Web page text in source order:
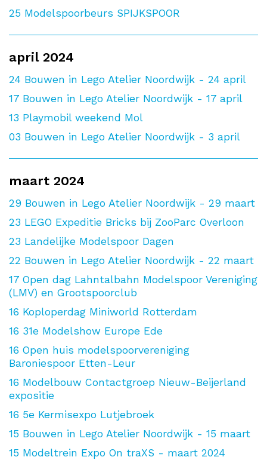
25 Modelspoorbeurs SPIJKSPOOR
april 2024
24 Bouwen in Lego Atelier Noordwijk - 24 april
17 Bouwen in Lego Atelier Noordwijk - 17 april
13 Playmobil weekend Mol
03 Bouwen in Lego Atelier Noordwijk - 3 april
maart 2024
29 Bouwen in Lego Atelier Noordwijk - 29 maart
23 LEGO Expeditie Bricks bij ZooParc Overloon
23 Landelijke Modelspoor Dagen
22 Bouwen in Lego Atelier Noordwijk - 22 maart
17 Open dag Lahntalbahn Modelspoor Vereniging
(LMV) en Grootspoorclub
16 Koploperdag Miniworld Rotterdam
16 31e Modelshow Europe Ede
16 Open huis modelspoorvereniging
Baroniespoor Etten-Leur
16 Modelbouw Contactgroep Nieuw-Beijerland
expositie
16 5e Kermisexpo Lutjebroek
15 Bouwen in Lego Atelier Noordwijk - 15 maart
15 Modeltrein Expo On traXS - maart 2024